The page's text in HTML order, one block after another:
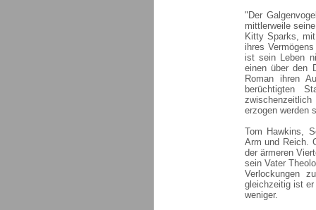
"Der
mittlerweile
Kitty Sparks,
ihres
ist sein Leben
einen über den
Roman ihren
berüchtigten
erzogen werden
Tom Hawkins,
Arm und Reich.
der ärmeren
sein Vater
Verlockungen
gleichzeitig ist
weniger.